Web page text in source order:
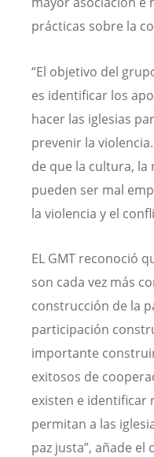
prácticas sobre la
“El objetivo del
es identificar los
hacer las iglesias
prevenir la
de que la cultura, la
pueden ser mal
la violencia y el
EL GMT reconoció
son cada vez más
construcción de la
participación
importante
exitosos de
existen e identificar
permitan a las
paz justa”, añade el